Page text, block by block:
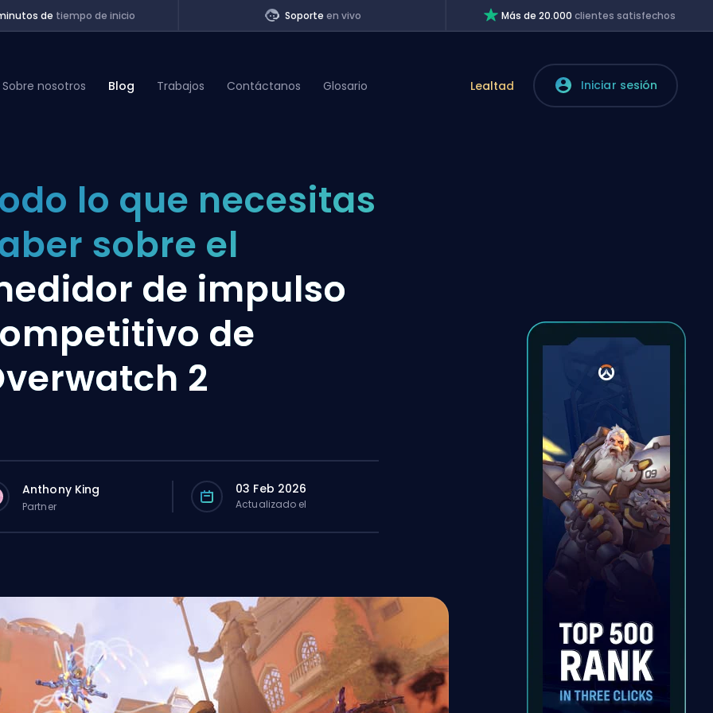
de tiempo de inicio Soporteen vivo Más de 20.000clientes satisfechos
Sobre nosotros Blog Trabajos Contáctanos Glosario Lealtad Iniciar sesión
lo que necesitas
sobre el
de impulso
de
2
Anthony King
Partner
03 Feb 2026
Actualizado el